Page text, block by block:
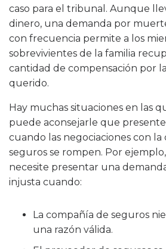
caso para el tribunal. Aunque
dinero, una demanda por
con frecuencia permite a los
sobrevivientes de la familia
cantidad de compensación por
querido.
Hay muchas situaciones en las
puede aconsejarle que
cuando las negociaciones con la
seguros se rompen. Por
necesite presentar una
injusta cuando:
La compañía de seguros
una razón válida.